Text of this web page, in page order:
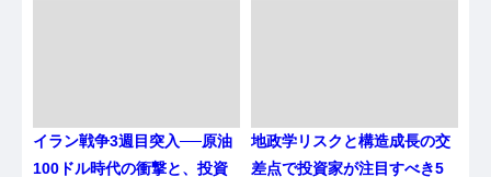
イラン戦争3週目突入──原油
100ドル時代の衝撃と、投資
地政学リスクと構造成長の交
差点で投資家が注目すべき5